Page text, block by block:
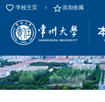
学校主页 添加收藏